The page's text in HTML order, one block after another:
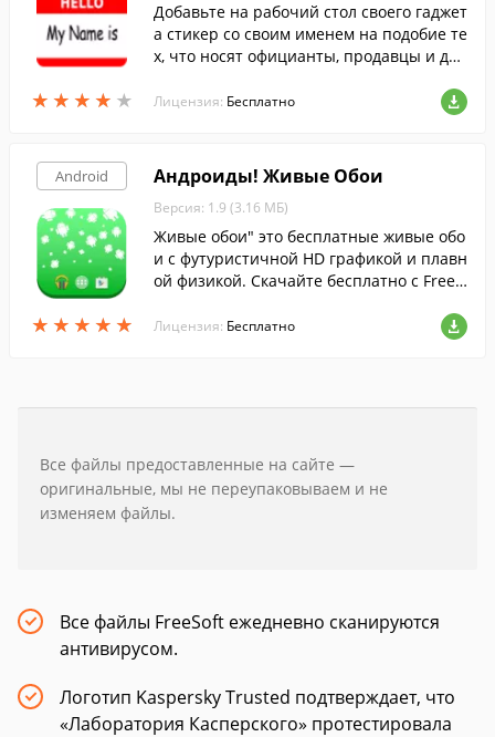
★ ★ ★ ★ ★
★ ★ ★ ★ ★
Добавьте на рабочий стол своего гаджет
а стикер со своим именем на подобие те
х, что носят официанты, продавцы и дру
рограмма позволяет задавать собственн
ый текст в полях и самостоятельно выби
Лицензия: Бесплатно
Android
★ ★ ★ ★ ★
★ ★ ★ ★ ★
Андроиды! Живые Обои
Версия: 1.9 (3.16 МБ)
Живые обои" это бесплатные живые обо
и с футуристичной HD графикой и плавн
ой физикой. Скачайте бесплатно с FreeS
Лицензия: Бесплатно
Все файлы предоставленные на сайте —
оригинальные, мы не переупаковываем и не
изменяем файлы.
Все файлы FreeSoft ежедневно сканируются
антивирусом.
Логотип Kaspersky Trusted подтверждает, что
«Лаборатория Касперского» протестировала